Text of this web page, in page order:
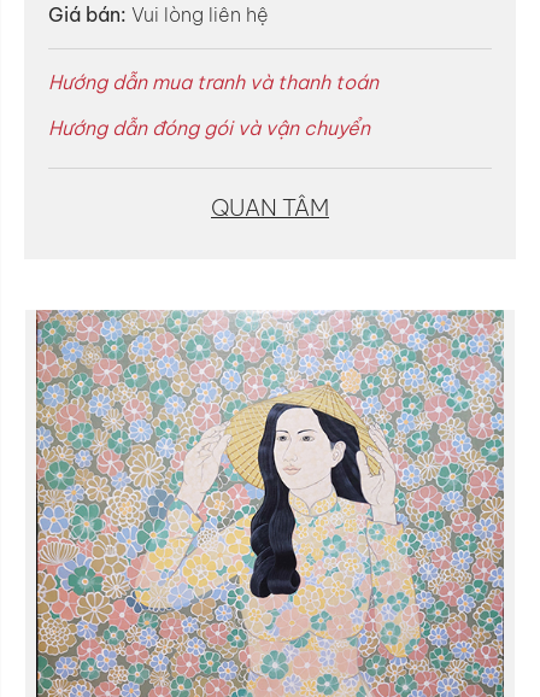
Giá bán: Vui lòng liên hệ
Hướng dẫn mua tranh và thanh toán
Hướng dẫn đóng gói và vận chuyển
QUAN TÂM